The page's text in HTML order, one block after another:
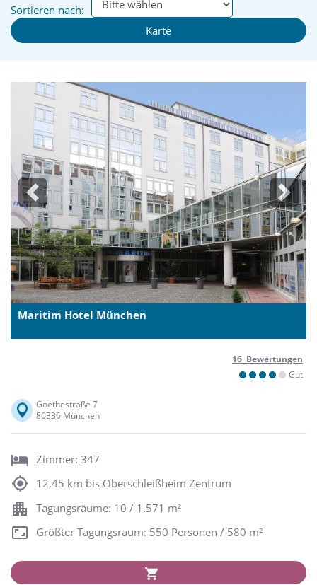
Sortieren nach:
Karte
Previous Next
Maritim Hotel München
16 Bewertungen
Gut
Goethestraße 7
80336 München
Zimmer: 347
12,45 km bis Oberschleißheim Zentrum
Tagungsräume: 10 / 1.571 m²
Größter Tagungsraum: 550 Personen / 580 m²